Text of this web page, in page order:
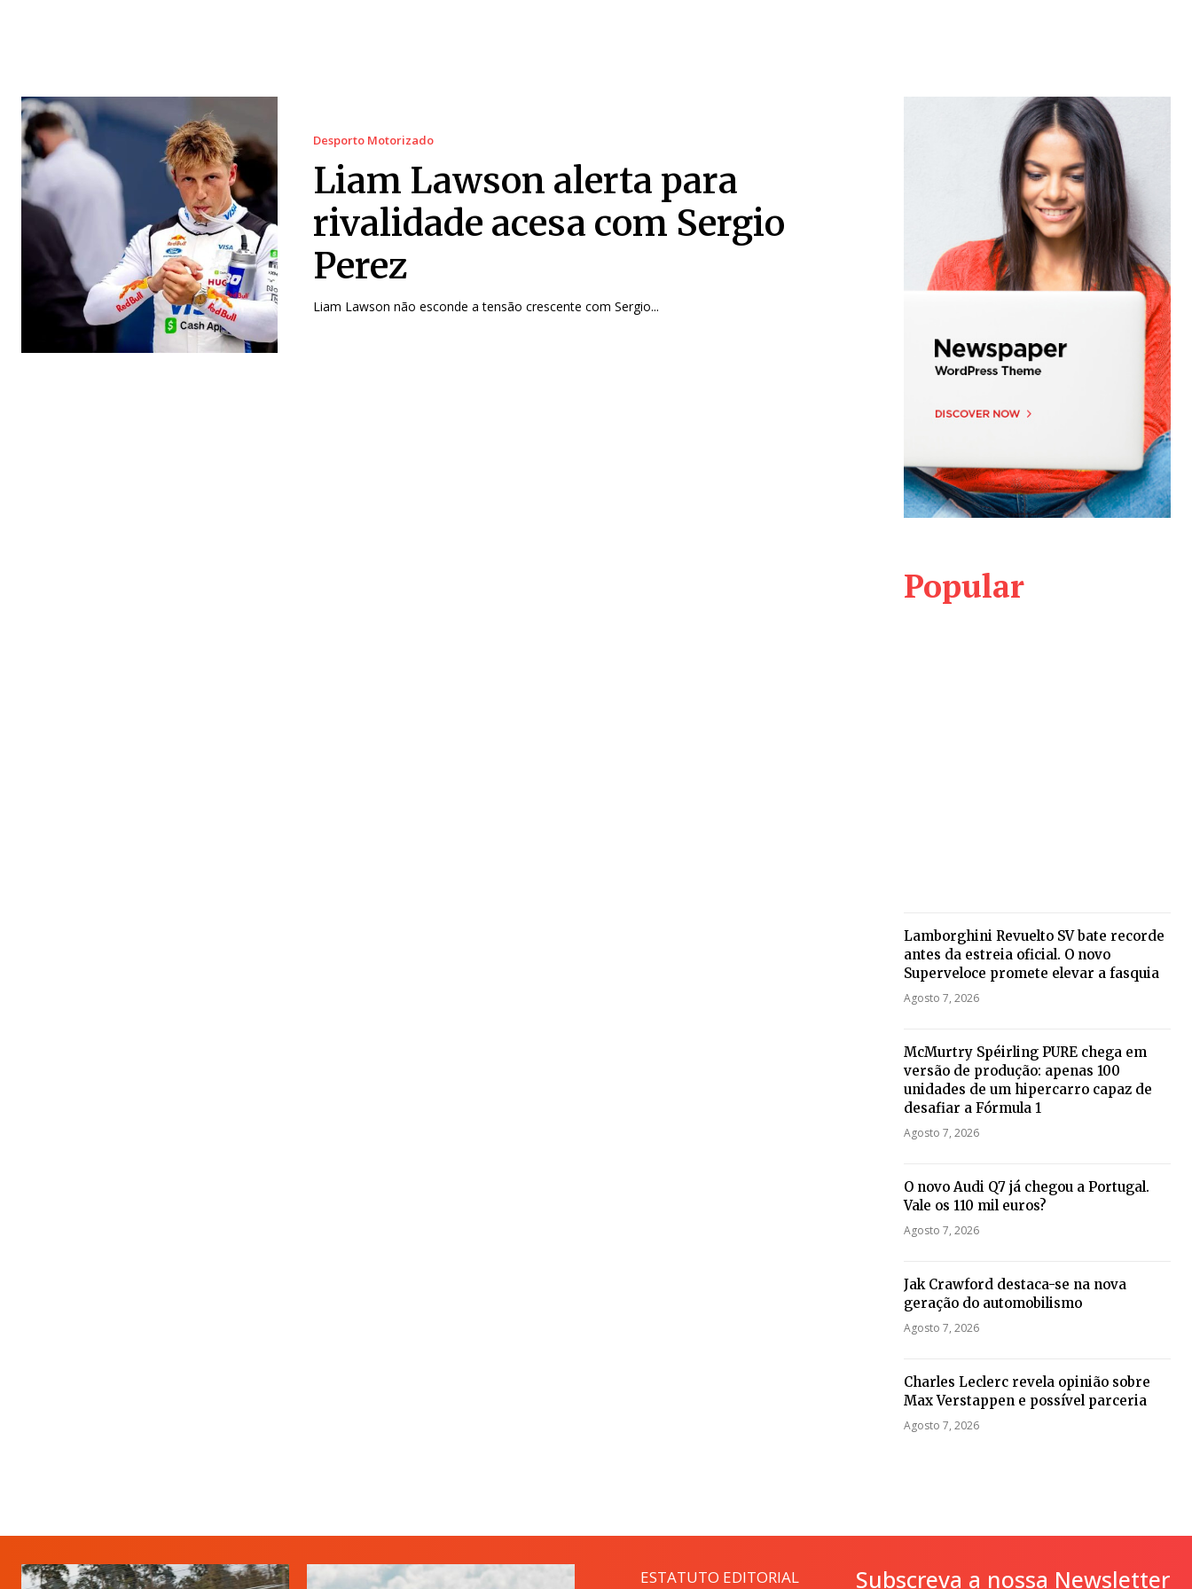
Desporto Motorizado
Liam Lawson alerta para
rivalidade acesa com Sergio
Perez
Liam Lawson não esconde a tensão crescente com Sergio...
Popular
Lamborghini Revuelto SV bate recorde
antes da estreia oficial. O novo
Superveloce promete elevar a fasquia
Agosto 7, 2026
McMurtry Spéirling PURE chega em
versão de produção: apenas 100
unidades de um hipercarro capaz de
desafiar a Fórmula 1
Agosto 7, 2026
O novo Audi Q7 já chegou a Portugal.
Vale os 110 mil euros?
Agosto 7, 2026
Jak Crawford destaca-se na nova
geração do automobilismo
Agosto 7, 2026
Charles Leclerc revela opinião sobre
Max Verstappen e possível parceria
Agosto 7, 2026
ESTATUTO EDITORIAL Subscreva a nossa Newsletter